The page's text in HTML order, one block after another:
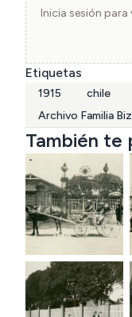
por lo que el
entonces da la
se encuentra en
Inicia sesión
Etiquetas
1915 chile
Archivo Familia
También te